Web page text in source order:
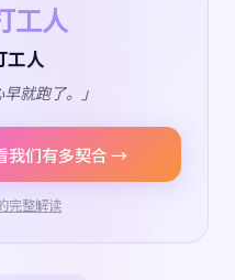
工人
工人
就跑了。」
我们有多契合 →
完整解读